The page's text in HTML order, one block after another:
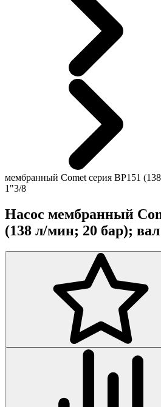
мембранный Comet серия BP151
1"3/8
Насос мембранный
(138 л/мин; 20 бар);